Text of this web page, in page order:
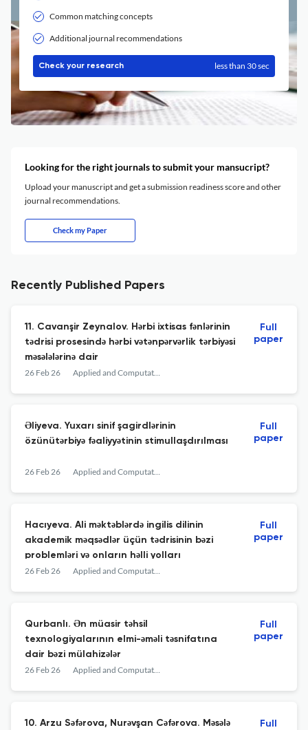
Common matching concepts
Additional journal recommendations
Check your research less than 30 sec
Looking for the right journals to submit your mansucript?
Upload your manuscript and get a submission readiness score and other
journal recommendations.
Check my Paper
Recently Published Papers
11. Cavanşir Zeynalov. Hərbi ixtisas fənlərinin
tədrisi prosesində hərbi vətənpərvərlik tərbiyəsi
məsələlərinə dair
26 Feb 26 Applied and Computational Mathematics
Full
paper
Əliyeva. Yuxarı sinif şagirdlərinin
özünütərbiyə fəaliyyətinin stimullaşdırılması
26 Feb 26 Applied and Computational Mathematics
Full
paper
Hacıyeva. Ali məktəblərdə ingilis dilinin
akademik məqsədlər üçün tədrisinin bəzi
problemləri və onların həlli yolları
26 Feb 26 Applied and Computational Mathematics
Full
paper
Qurbanlı. Ən müasir təhsil
texnologiyalarının elmi-əməli təsnifatına
dair bəzi mülahizələr
26 Feb 26 Applied and Computational Mathematics
Full
paper
10. Arzu Səfərova, Nurəvşan Cəfərova. Məsələ
Full